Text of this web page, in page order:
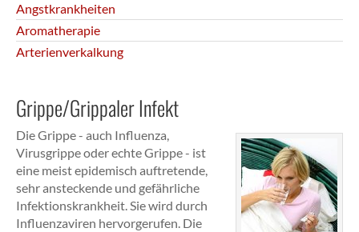
Angstkrankheiten
Aromatherapie
Arterienverkalkung
Grippe/Grippaler Infekt
Die Grippe - auch Influenza,
Virusgrippe oder echte Grippe - ist
eine meist epidemisch auftretende,
sehr ansteckende und gefährliche
Infektionskrankheit. Sie wird durch
Influenzaviren hervorgerufen. Die